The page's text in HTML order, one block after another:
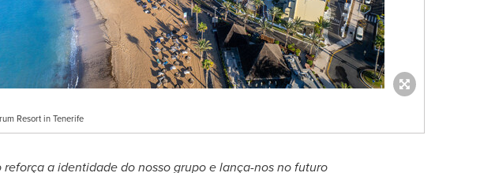
Resort in Tenerife
a identidade do nosso grupo e lança-nos no futuro